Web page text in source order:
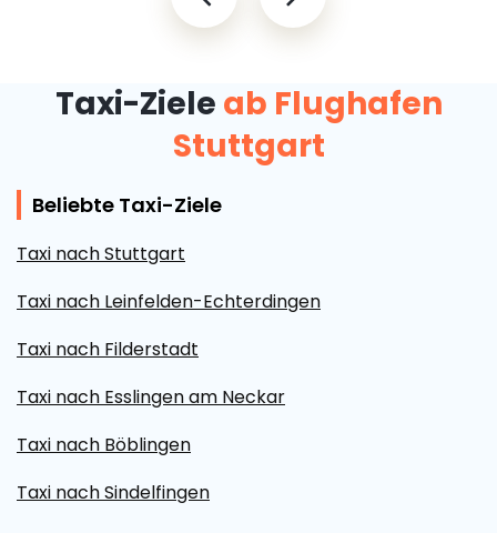
Taxi-Ziele ab Flughafen
Stuttgart
Beliebte Taxi-Ziele
Taxi nach Stuttgart
Taxi nach Leinfelden-Echterdingen
Taxi nach Filderstadt
Taxi nach Esslingen am Neckar
Taxi nach Böblingen
Taxi nach Sindelfingen